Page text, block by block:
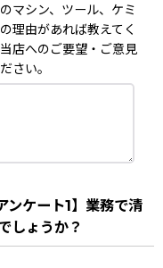
マシン、ツール、ケミ
理由があれば教えてく
店へのご要望・ご意見
さい。
ンケート1】業務で清
しょうか？